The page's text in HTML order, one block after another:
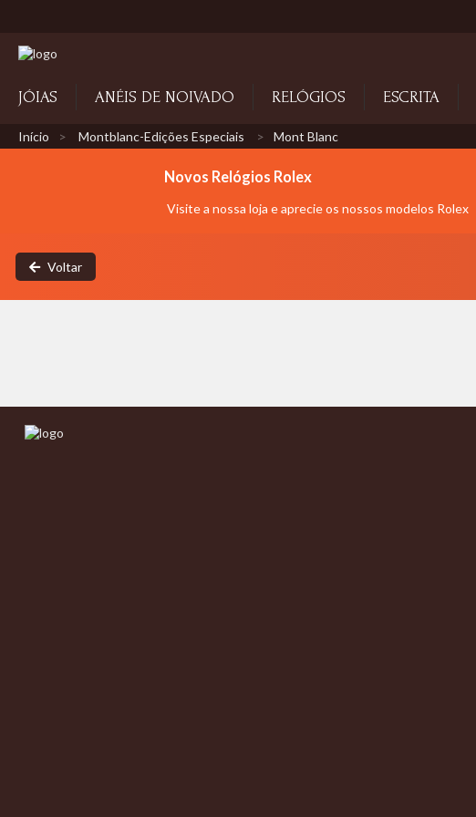
JÓIAS ANÉIS DE NOIVADO RELÓGIOS ESCRITA
Início Montblanc-Edições Especiais Mont Blanc
Novos Relógios Rolex
Visite a nossa loja e aprecie os nossos modelos Rolex
Voltar